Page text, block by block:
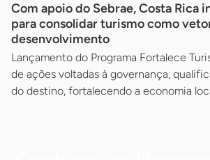
Com apoio do Sebrae, Costa Rica
para consolidar turismo como
desenvolvimento
Lançamento do Programa Fortalece
de ações voltadas à governança,
do destino, fortalecendo a economia